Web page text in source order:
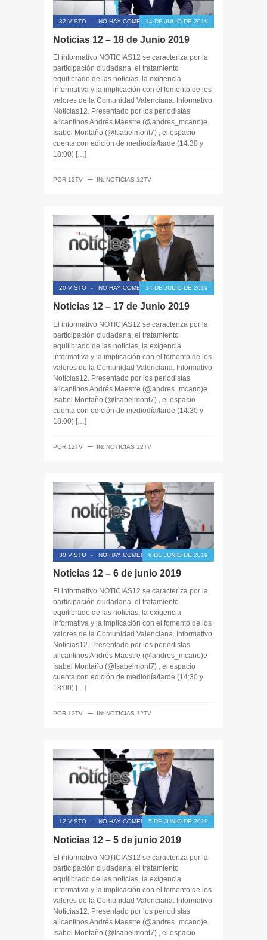
32 VISTO - NO HAY COMENTARIOS14 DE JULIO DE 2019
Noticias 12 – 18 de Junio 2019
El informativo NOTICIAS12 se caracteriza por la
participación ciudadana, el tratamiento
equilibrado de las noticias, la exigencia
informativa y la implicación con el fomento de los
valores de la Comunidad Valenciana. Informativo
Noticias12. Presentado por los periodistas
alicantinos Andrés Maestre (@andres_mcano)e
Isabel Montaño (@Isabelmont7) , el espacio
cuenta con edición de mediodía/tarde (14:30 y
18:00) […]
POR 12TV ─ IN: NOTICIAS 12TV
20 VISTO - NO HAY COMENTARIOS14 DE JULIO DE 2019
Noticias 12 – 17 de Junio 2019
El informativo NOTICIAS12 se caracteriza por la
participación ciudadana, el tratamiento
equilibrado de las noticias, la exigencia
informativa y la implicación con el fomento de los
valores de la Comunidad Valenciana. Informativo
Noticias12. Presentado por los periodistas
alicantinos Andrés Maestre (@andres_mcano)e
Isabel Montaño (@Isabelmont7) , el espacio
cuenta con edición de mediodía/tarde (14:30 y
18:00) […]
POR 12TV ─ IN: NOTICIAS 12TV
30 VISTO - NO HAY COMENTARIOS6 DE JUNIO DE 2019
Noticias 12 – 6 de junio 2019
El informativo NOTICIAS12 se caracteriza por la
participación ciudadana, el tratamiento
equilibrado de las noticias, la exigencia
informativa y la implicación con el fomento de los
valores de la Comunidad Valenciana. Informativo
Noticias12. Presentado por los periodistas
alicantinos Andrés Maestre (@andres_mcano)e
Isabel Montaño (@Isabelmont7) , el espacio
cuenta con edición de mediodía/tarde (14:30 y
18:00) […]
POR 12TV ─ IN: NOTICIAS 12TV
12 VISTO - NO HAY COMENTARIOS5 DE JUNIO DE 2019
Noticias 12 – 5 de junio 2019
El informativo NOTICIAS12 se caracteriza por la
participación ciudadana, el tratamiento
equilibrado de las noticias, la exigencia
informativa y la implicación con el fomento de los
valores de la Comunidad Valenciana. Informativo
Noticias12. Presentado por los periodistas
alicantinos Andrés Maestre (@andres_mcano)e
Isabel Montaño (@Isabelmont7) , el espacio